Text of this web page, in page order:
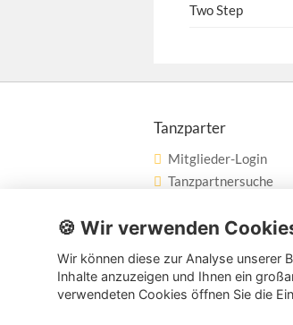
Two Step
Tanzparter
Mitglieder-Login
Tanzpartnersuche
Tanzschulsuche
Copyright © 2026
🍪 Wir verwenden
Wir können diese zur Analyse unserer
Inhalte anzuzeigen und Ihnen ein
verwendeten Cookies öffnen Sie die